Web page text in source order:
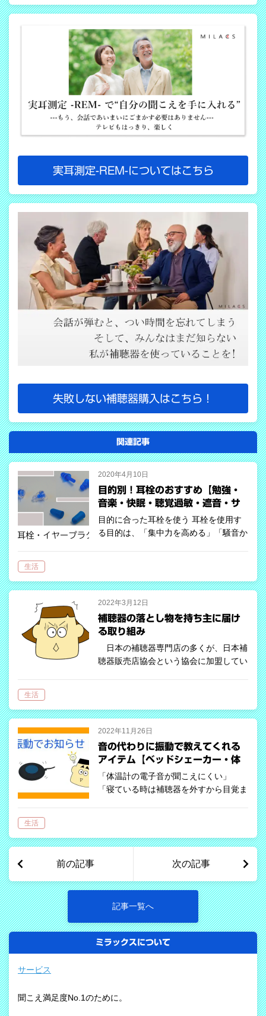
実耳測定-REM-についてはこちら
失敗しない補聴器購入はこちら！
関連記事
2020年4月10日
目的別！耳栓のおすすめ【勉強・
音楽・快眠・聴覚過敏・遮音・サ
ーファーズイヤー】
目的に合った耳栓を使う 耳栓を使用す
る目的は、「集中力を高める」「騒音か
栓の効果は高まります。 耳栓は脳を一
つの…
生活
2022年3月12日
補聴器の落とし物を持ち主に届け
る取り組み
日本の補聴器専門店の多くが、日本補
聴器販売店協会という協会に加盟してい
月号では、補聴器の落とし物…
生活
2022年11月26日
音の代わりに振動で教えてくれる
アイテム【ベッドシェーカー・体
温計など】
「体温計の電子音が聞こえにくい」
「寝ている時は補聴器を外すから目覚ま
日常生活において「お知らせ音」はとて
生活
前の記事 次の記事
記事一覧へ
ミラックスについて
サービス
聞こえ満足度No.1のために。